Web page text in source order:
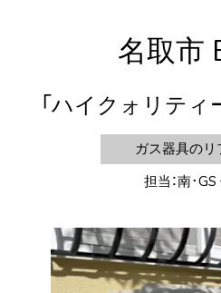
名取市
ハイクォリティ
ガス器具のリ
担当：南･